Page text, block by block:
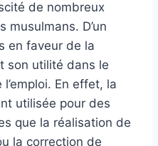
de nombreux
musulmans. D’un
en faveur de la
son utilité dans le
En effet, la
utilisée pour des
que la réalisation de
la correction de